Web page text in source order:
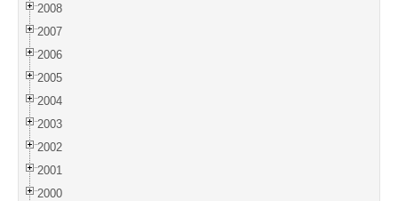
2008
2007
2006
2005
2004
2003
2002
2001
2000